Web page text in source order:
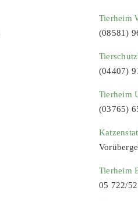
Tierheim
(08581)
(04407)
Tierheim
(03765)
Tierheim
05 722/